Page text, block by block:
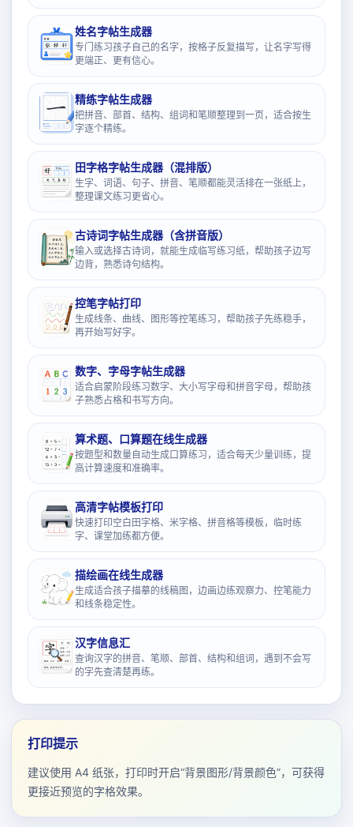
姓名字帖生成器
专门练习孩子自己的名字，按格子反复描写，让名字写得
更端正、更有信心。
精练字帖生成器
把拼音、部首、结构、组词和笔顺整理到一页，适合按生
字逐个精练。
田字格字帖生成器（混排版）
生字、词语、句子、拼音、笔顺都能灵活排在一张纸上，
整理课文练习更省心。
古诗词字帖生成器（含拼音版）
输入或选择古诗词，就能生成临写练习纸，帮助孩子边写
边背，熟悉诗句结构。
控笔字帖打印
生成线条、曲线、图形等控笔练习，帮助孩子先练稳手，
再开始写好字。
数字、字母字帖生成器
适合启蒙阶段练习数字、大小写字母和拼音字母，帮助孩
子熟悉占格和书写方向。
算术题、口算题在线生成器
按题型和数量自动生成口算练习，适合每天少量训练，提
高计算速度和准确率。
高清字帖模板打印
快速打印空白田字格、米字格、拼音格等模板，临时练
字、课堂加练都方便。
描绘画在线生成器
生成适合孩子描摹的线稿图，边画边练观察力、控笔能力
和线条稳定性。
汉字信息汇
查询汉字的拼音、笔顺、部首、结构和组词，遇到不会写
的字先查清楚再练。
打印提示
建议使用 A4 纸张，打印时开启“背景图形/背景颜色”，可获得
更接近预览的字格效果。